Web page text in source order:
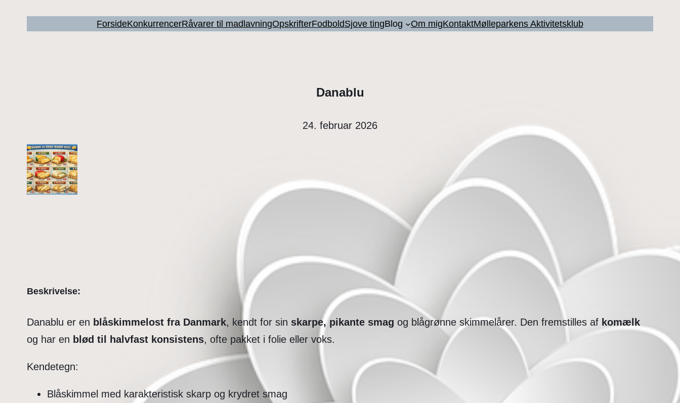
ForsideKonkurrencerRåvarer til madlavningOpskrifterFodboldSjove tingBlog Om migKontaktMølleparkens Aktivitetsklub
Danablu
24. februar 2026
Beskrivelse:
Danablu er en blåskimmelost fra Danmark, kendt for sin skarpe, pikante smag og blågrønne skimmelårer. Den fremstilles af komælk
og har en blød til halvfast konsistens, ofte pakket i folie eller voks.
Kendetegn:
Blåskimmel med karakteristisk skarp og krydret smag